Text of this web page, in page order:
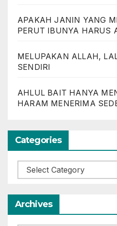
APAKAH JANIN YANG
PERUT IBUNYA HARUS
MELUPAKAN ALLAH,
SENDIRI
AHLUL BAIT HANYA
HARAM MENERIMA
Categories
Categories
Archives